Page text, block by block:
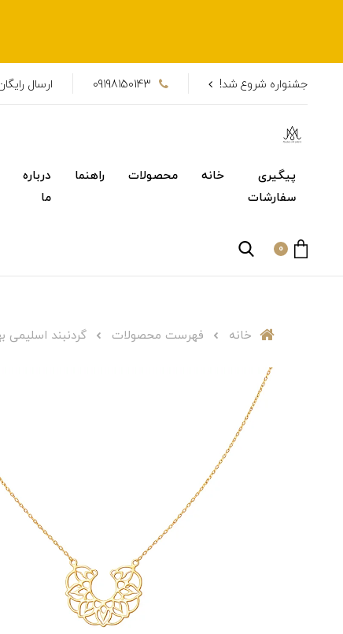
جشنواره شروع شد! 09198150143 ارسال
پیگیری
سفارشات
خانه محصولات راهنما
درباره
ما
0
خانه فهرست محصولات گردنبند اسلیمی